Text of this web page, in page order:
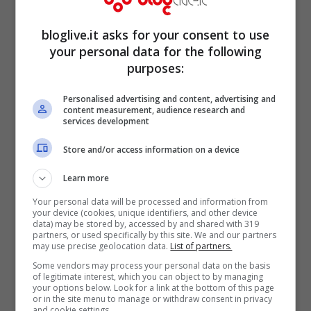
Nevica anche
SS3bis (E45). Qui si circola solo con
catene o pneumatici da neve. Chiusain
Molisela strada statale 87, dal km 146,7 al
km 180. Disagi alla circolazione in Puglia,
bloglive.it asks for your consent to use
your personal data for the following
purposes:
Personalised advertising and content, advertising and
content measurement, audience research and
services development
Store and/or access information on a device
Learn more
Your personal data will be processed and information from
your device (cookies, unique identifiers, and other device
data) may be stored by, accessed by and shared with 319
partners, or used specifically by this site. We and our partners
may use precise geolocation data. List of partners.
Some vendors may process your personal data on the basis
of legitimate interest, which you can object to by managing
your options below. Look for a link at the bottom of this page
or in the site menu to manage or withdraw consent in privacy